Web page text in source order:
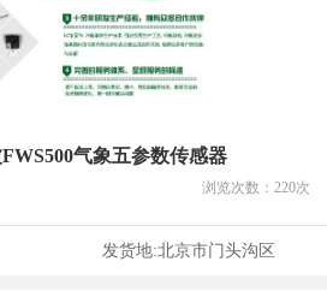
气象五参数传感器
浏览次数： 220次
发货地:北京市门头沟区